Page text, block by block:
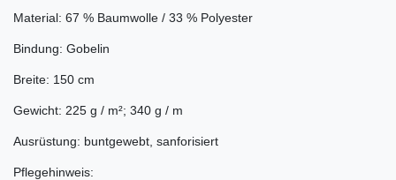
Material: 67 % Baumwolle / 33 % Polyester
Bindung: Gobelin
Breite: 150 cm
Gewicht: 225 g / m²; 340 g / m
Ausrüstung: buntgewebt, sanforisiert
Pflegehinweis: